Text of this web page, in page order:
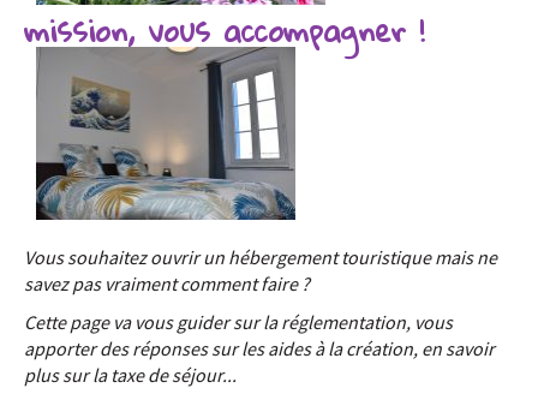
mission, vous accompagner !
Vous souhaitez ouvrir un hébergement touristique mais ne
savez pas vraiment comment faire ?
Cette page va vous guider sur la réglementation, vous
apporter des réponses sur les aides à la création, en savoir
plus sur la taxe de séjour...